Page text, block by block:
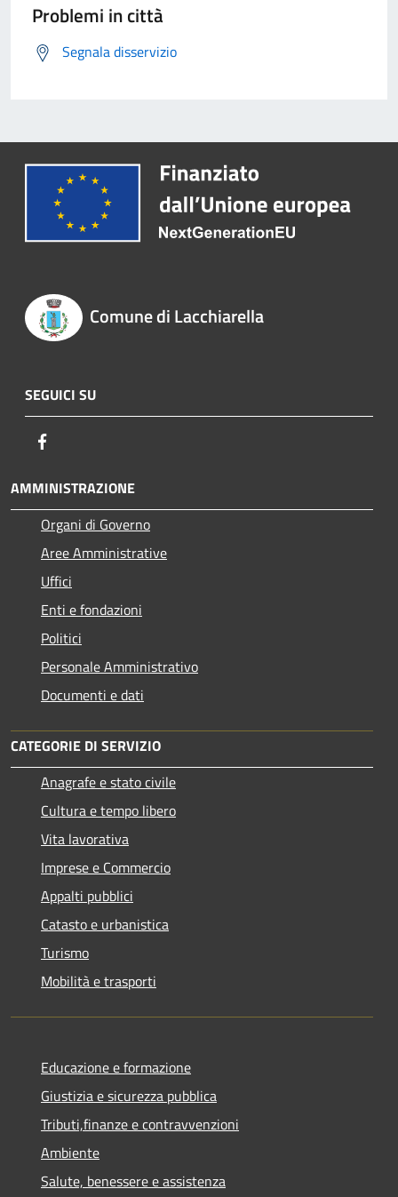
Problemi in città
Segnala disservizio
Comune di Lacchiarella
SEGUICI SU
AMMINISTRAZIONE
Organi di Governo
Aree Amministrative
Uffici
Enti e fondazioni
Politici
Personale Amministrativo
Documenti e dati
CATEGORIE DI SERVIZIO
Anagrafe e stato civile
Cultura e tempo libero
Vita lavorativa
Imprese e Commercio
Appalti pubblici
Catasto e urbanistica
Turismo
Mobilità e trasporti
Educazione e formazione
Giustizia e sicurezza pubblica
Tributi,finanze e contravvenzioni
Ambiente
Salute, benessere e assistenza